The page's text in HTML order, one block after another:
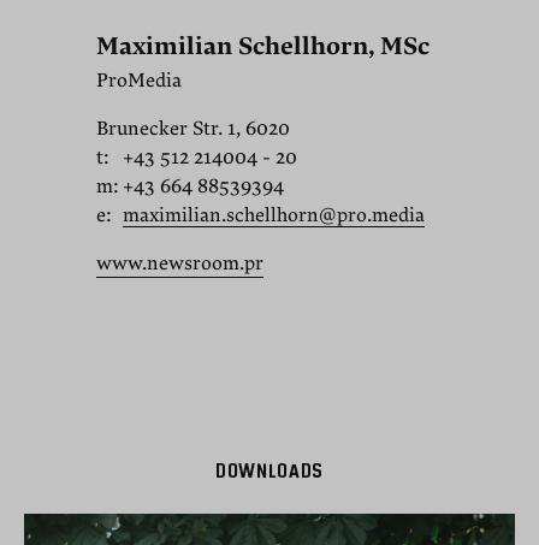
Maximilian Schellhorn, MSc
ProMedia
Brunecker Str. 1, 6020
t:
+43 512 214004 - 20
m: +43 664 88539394
e: maximilian.schellhorn@pro.media
www.newsroom.pr
DOWNLOADS